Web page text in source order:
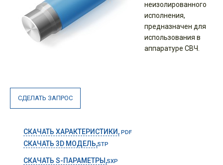
неизолированного
исполнения,
предназначен для
использования в
аппаратуре СВЧ.
СДЕЛАТЬ ЗАПРОС
СКАЧАТЬ ХАРАКТЕРИСТИКИ, PDF
СКАЧАТЬ 3D МОДЕЛЬ,STP
СКАЧАТЬ S-ПАРАМЕТРЫ,SXP